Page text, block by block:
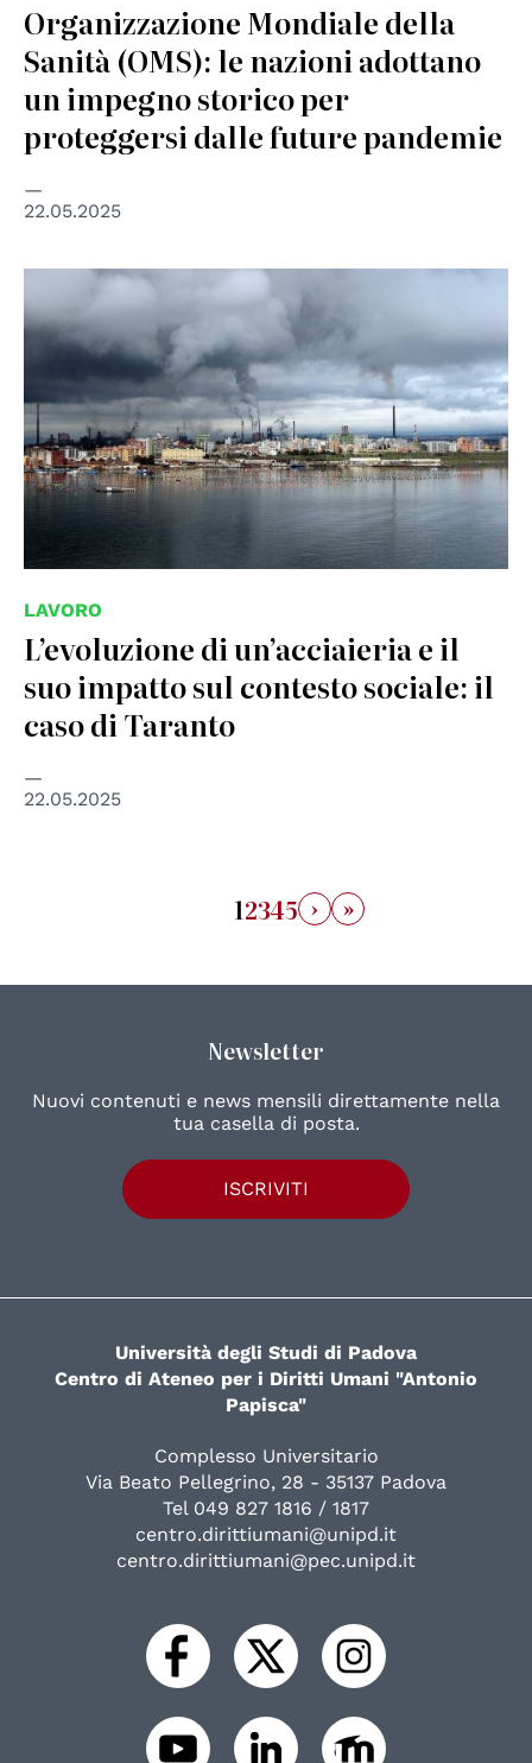
Organizzazione Mondiale della
Sanità (OMS): le nazioni adottano
un impegno storico per
proteggersi dalle future pandemie
22.05.2025
© Creative Commons - mafe de baggis
LAVORO
L’evoluzione di un’acciaieria e il
suo impatto sul contesto sociale: il
caso di Taranto
22.05.2025
12345 › »
Newsletter
Nuovi contenuti e news mensili direttamente nella
tua casella di posta.
ISCRIVITI
Università degli Studi di Padova
Centro di Ateneo per i Diritti Umani "Antonio
Papisca"
Complesso Universitario
Via Beato Pellegrino, 28 - 35137 Padova
Tel 049 827 1816 / 1817
centro.dirittiumani@unipd.it
centro.dirittiumani@pec.unipd.it